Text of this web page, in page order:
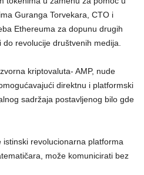
Guranga Torvekara, CTO i
Ethereuma za dopunu drugih
revolucije društvenih medija.
kriptovaluta- AMP, nude
direktnu i platformski
sadržaja postavljenog bilo gde
istinski revolucionarna platforma
može komunicirati bez